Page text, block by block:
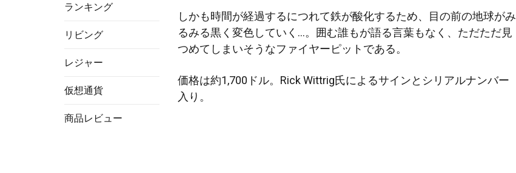
ランキング
リビング
レジャー
仮想通貨
商品レビュー
しかも時間が経過するにつれて鉄が酸化するため、目の前の地球がみ
るみる黒く変色していく…。囲む誰もが語る言葉もなく、ただただ見
つめてしまいそうなファイヤーピットである。
価格は約1,700ドル。Rick Wittrig氏によるサインとシリアルナンバー
入り。